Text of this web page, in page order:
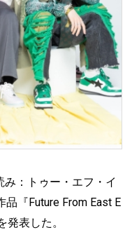
み：トゥー・エフ・イ
『Future From East E
表した。